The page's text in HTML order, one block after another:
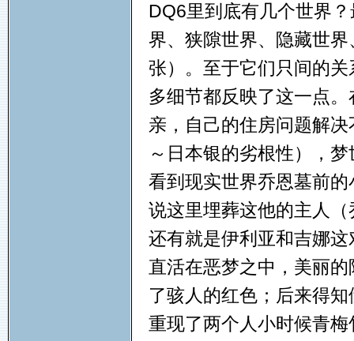
DQ6里到底有几个世界
界、狭隙世界、隐藏世
张）。至于它们只间的
多细节都反映了这一点
亲，自己的住房问题解
～日本银的劣根性），
看到现实世界乔恩墓前
说这里埋葬这他的主人
还有就是伊利亚和吉娜
直活在恶梦之中，美丽
了骇人的红色；后来得
重现了两个人小时候青